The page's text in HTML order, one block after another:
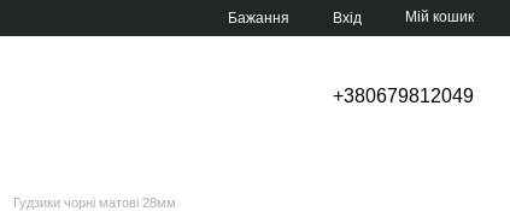
Бажання Вхід Мій кошик
+380679812049
Гудзики чорні матові 28мм